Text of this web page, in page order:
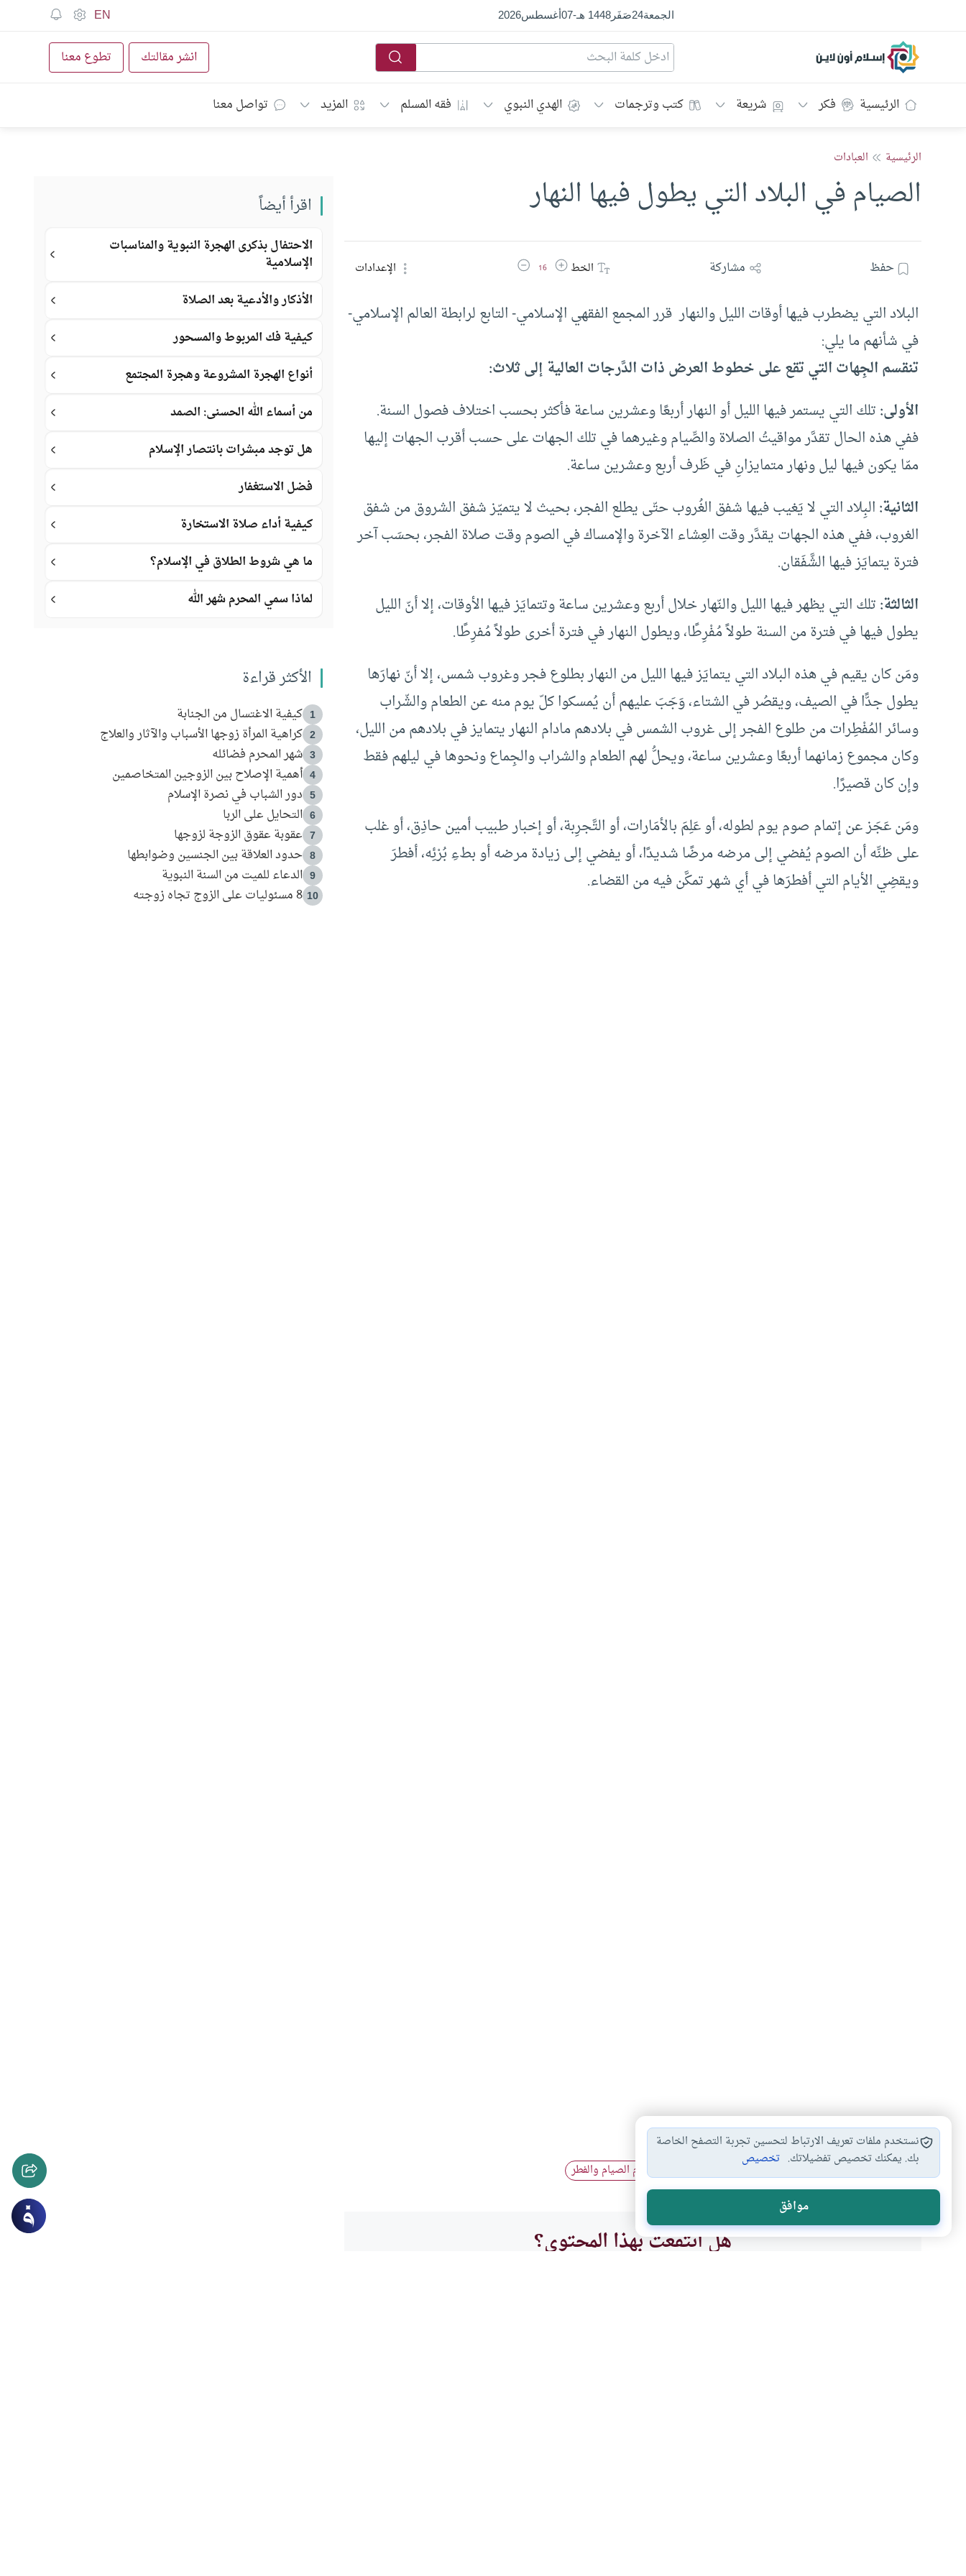
الجمعة24صَفَر1448 هـ -
07أغسطس2026
EN
إسلام أون لاين انشر مقالتك تطوع معنا
الرئيسية فكر شريعة كتب وترجمات الهدي النبوي فقه المسلم المزيد تواصل معنا
الرئيسية العبادات
الصيام في البلاد التي يطول فيها النهار
حفظ مشاركة الخطزيادة حجم الخط
16 تقليل حجم الخط الإعدادات
البلاد التي يضطرب فيها أوقات الليل والنهار قرر المجمع الفقهي الإسلامي- التابع لرابطة العالم الإسلامي-
في شأنهم ما يلي:
تنقسم الجِهات التي تقع على خطوط العرض ذات الدَّرجات العالية إلى ثلاث:
الأولى:تلك التي يستمر فيها الليل أو النهار أربعًا وعشرين ساعة فأكثر بحسب اختلاف فصول السنة.
ففي هذه الحال تقدَّر مواقيتُ الصلاة والصِّيام وغيرهما في تلك الجهات على حسب أقرب الجهات إليها
ممّا يكون فيها ليل ونهار متمايزانِ في ظَرف أربع وعشرين ساعة.
الثانية:البِلاد التي لا يَغيب فيها شفق الغُروب حتّى يطلع الفجر، بحيث لا يتميّز شفق الشروق من شفق
الغروب، ففي هذه الجهات يقدَّر وقت العِشاء الآخرة والإمساك في الصوم وقت صلاة الفجر، بحسَب آخر
فترة يتمايَز فيها الشَّفَقان.
الثالثة:تلك التي يظهر فيها الليل والنّهار خلال أربع وعشرين ساعة وتتمايَز فيها الأوقات، إلا أنّ الليل
يطول فيها في فترة من السنة طولاً مُفْرِطًا، ويطول النهار في فترة أخرى طولاً مُفرِطًا.
ومَن كان يقيم في هذه البلاد التي يتمايَز فيها الليل من النهار بطلوع فجر وغروب شمس، إلا أنّ نهارَها
يطول جدًّا في الصيف، ويقصُر في الشتاء، وَجَبَ عليهم أن يُمسكوا كلّ يوم منه عن الطعام والشّراب
وسائر المُفْطِرات من طلوع الفجر إلى غروب الشمس في بلادهم مادام النهار يتمايز في بلادهم من الليل،
وكان مجموع زمانهما أربعًا وعشرين ساعة، ويحلُّ لهم الطعام والشراب والجِماع ونحوها في ليلهم فقط
وإن كان قصيرًا.
ومَن عَجَز عن إتمام صوم يوم لطوله، أو عَلِمَ بالأمَارات، أو التَّجرِبة، أو إخبار طبيب أمين حاذِق، أو غلب
على ظنِّه أن الصوم يُفضي إلى مرضه مرضًا شديدًا، أو يفضي إلى زيادة مرضه أو بطءِ بُرْئِه، أفطرَ
ويقضِي الأيام التي أفطرَها في أي شهر تمكَّن فيه من القضاء.
الصيام في البلاد… أحكام الصيام والفطر
هل انتفعت بهذا المحتوى؟
اقرأ أيضاً
الاحتفال بذكرى الهجرة النبوية والمناسبات
الإسلامية
الأذكار والأدعية بعد الصلاة
كيفية فك المربوط والمسحور
أنواع الهجرة المشروعة وهجرة المجتمع
من أسماء الله الحسنى: الصمد
هل توجد مبشرات بانتصار الإسلام
فضل الاستغفار
كيفية أداء صلاة الاستخارة
ما هي شروط الطلاق في الإسلام؟
لماذا سمي المحرم شهر الله
الأكثر قراءة
1 كيفية الاغتسال من الجنابة
2 كراهية المرأة زوجها الأسباب والآثار والعلاج
3 شهر المحرم فضائله
4 أهمية الإصلاح بين الزوجين المتخاصمين
5 دور الشباب في نصرة الإسلام
6 التحايل على الربا
7 عقوبة عقوق الزوجة لزوجها
8 حدود العلاقة بين الجنسين وضوابطها
9 الدعاء للميت من السنة النبوية
10 8 مسئوليات على الزوج تجاه زوجته
نستخدم ملفات تعريف الارتباط لتحسين تجربة التصفح الخاصة
بك. يمكنك تخصيص تفضيلاتك. تخصيص
موافق